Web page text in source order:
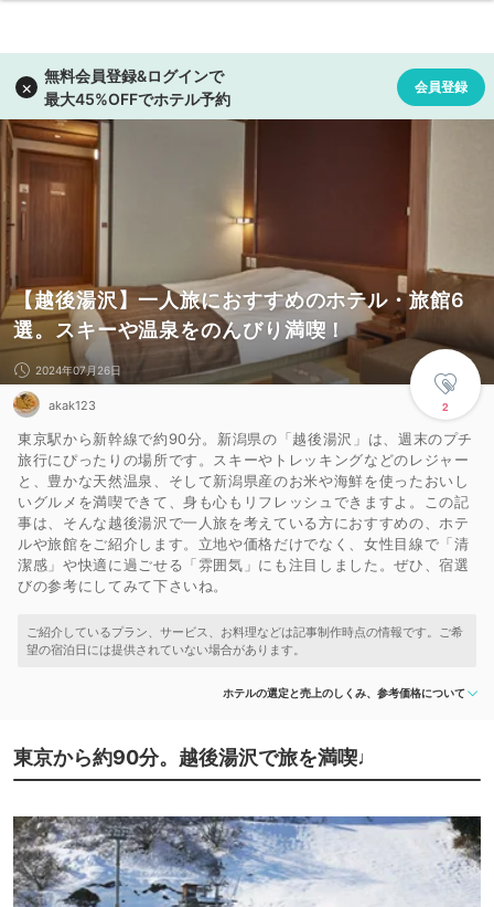
【越後湯沢】一人旅におすすめのホテル・旅館6
選。スキーや温泉をのんびり満喫！
2
2024年07月26日
akak123
東京駅から新幹線で約90分。新潟県の「越後湯沢」は、週末のプチ
旅行にぴったりの場所です。スキーやトレッキングなどのレジャー
と、豊かな天然温泉、そして新潟県産のお米や海鮮を使ったおいし
いグルメを満喫できて、身も心もリフレッシュできますよ。この記
事は、そんな越後湯沢で一人旅を考えている方におすすめの、ホテ
ルや旅館をご紹介します。立地や価格だけでなく、女性目線で「清
潔感」や快適に過ごせる「雰囲気」にも注目しました。ぜひ、宿選
びの参考にしてみて下さいね。
ホテルの選定と売上のしくみ、参考価格について
東京から約90分。越後湯沢で旅を満喫♩